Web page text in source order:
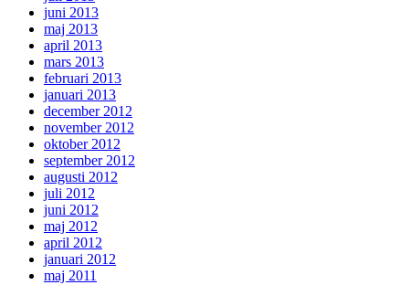
juni 2013
maj 2013
april 2013
mars 2013
februari 2013
januari 2013
december 2012
november 2012
oktober 2012
september 2012
augusti 2012
juli 2012
juni 2012
maj 2012
april 2012
januari 2012
maj 2011